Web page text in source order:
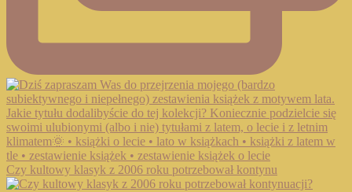
Czy kultowy klasyk z 2006 roku potrzebował kontynu